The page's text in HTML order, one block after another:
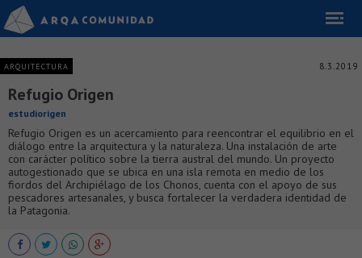
ARQUITECTURA 8.3.2019
Refugio Origen
estudiorigen
Refugio Origen es un acercamiento para reencontrar el equilibrio en el
diálogo entre la arquitectura y la naturaleza. Una instalación de arte
con carácter político sobre la tierra austral del mundo. Un proyecto
autogestionado que se ubica en una isla remota en medio de los
fiordos del Archipiélago de los Chonos, cuenta con el apoyo de sus
pescadores artesanales, y busca fortalecer la verdadera identidad de
la Patagonia.